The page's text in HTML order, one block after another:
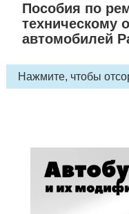
Пособия по
техническому
автомобилей